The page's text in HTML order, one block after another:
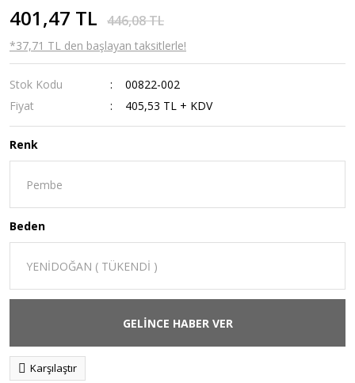
401,47 TL 446,08 TL
*37,71 TL den başlayan taksitlerle!
Stok Kodu
00822-002
Fiyat
405,53 TL + KDV
Renk
Beden
GELİNCE HABER VER
Karşılaştır